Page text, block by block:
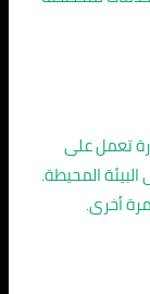
تعمل على
المحيطة.
أخرى.